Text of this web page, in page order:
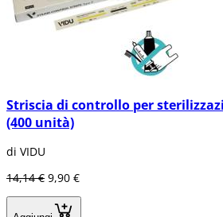
Striscia di controllo per
(400 unità)
di VIDU
14,14 € 9,90 €